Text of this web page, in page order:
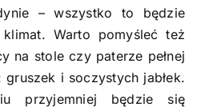
– wszystko to będzie
klimat. Warto pomyśleć też
na stole czy paterze pełnej
i soczystych jabłek.
przyjemniej będzie się